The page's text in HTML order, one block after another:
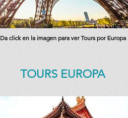
Da click en la imagen para ver Tours por Europa
TOURS EUROPA